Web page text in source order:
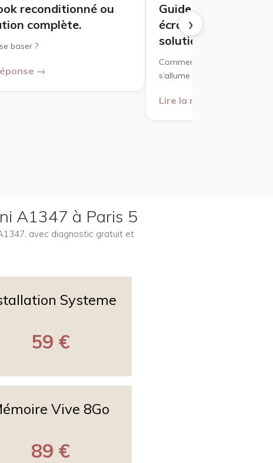
›
reconditionné ou
complète.
baser ?
→
Guide réparation
écran noir : causes
solutions
Comment réparer un
s’allume mais reste sur un
Lire la réponse →
A1347 à Paris 5
avec diagnostic gratuit et
Systeme
59 €
Vive 8Go
89 €